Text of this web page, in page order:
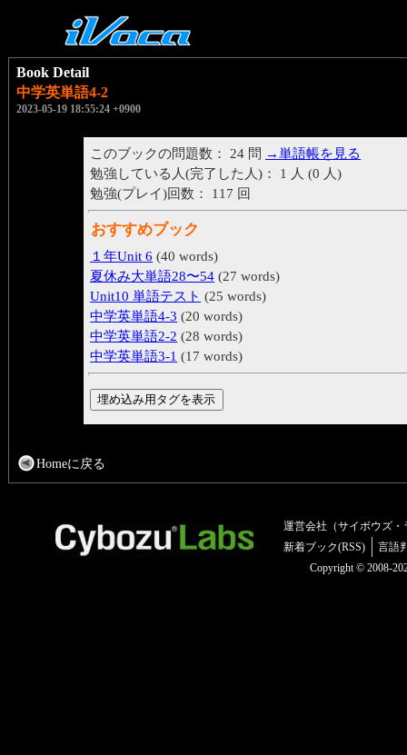
Book Detail
中学英単語4-2
2023-05-19 18:55:24 +0900
このブックの問題数： 24 問 →単語帳を見る
勉強している人(完了した人)： 1 人 (0 人)
勉強(プレイ)回数： 117 回
おすすめブック
１年Unit 6 (40 words)
夏休み大単語28〜54 (27 words)
Unit10 単語テスト (25 words)
中学英単語4-3 (20 words)
中学英単語2-2 (28 words)
中学英単語3-1 (17 words)
Homeに戻る
運営会社（サイボウズ・
新着ブック(RSS)
言語
Copyright © 2008-